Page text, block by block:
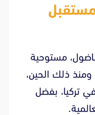
الأناضول، مستوحية
ذلك الحين،
تركيا، بفضل